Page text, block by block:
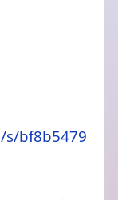
bf8b5479